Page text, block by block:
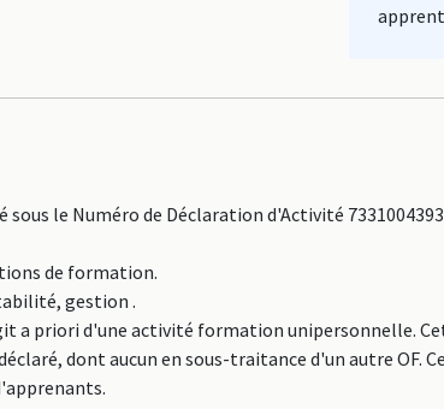
le Numéro de Déclaration d'Activité
de formation.
gestion .
a priori d'une activité formation unipersonnelle.
dont aucun en sous-traitance d'un autre OF.